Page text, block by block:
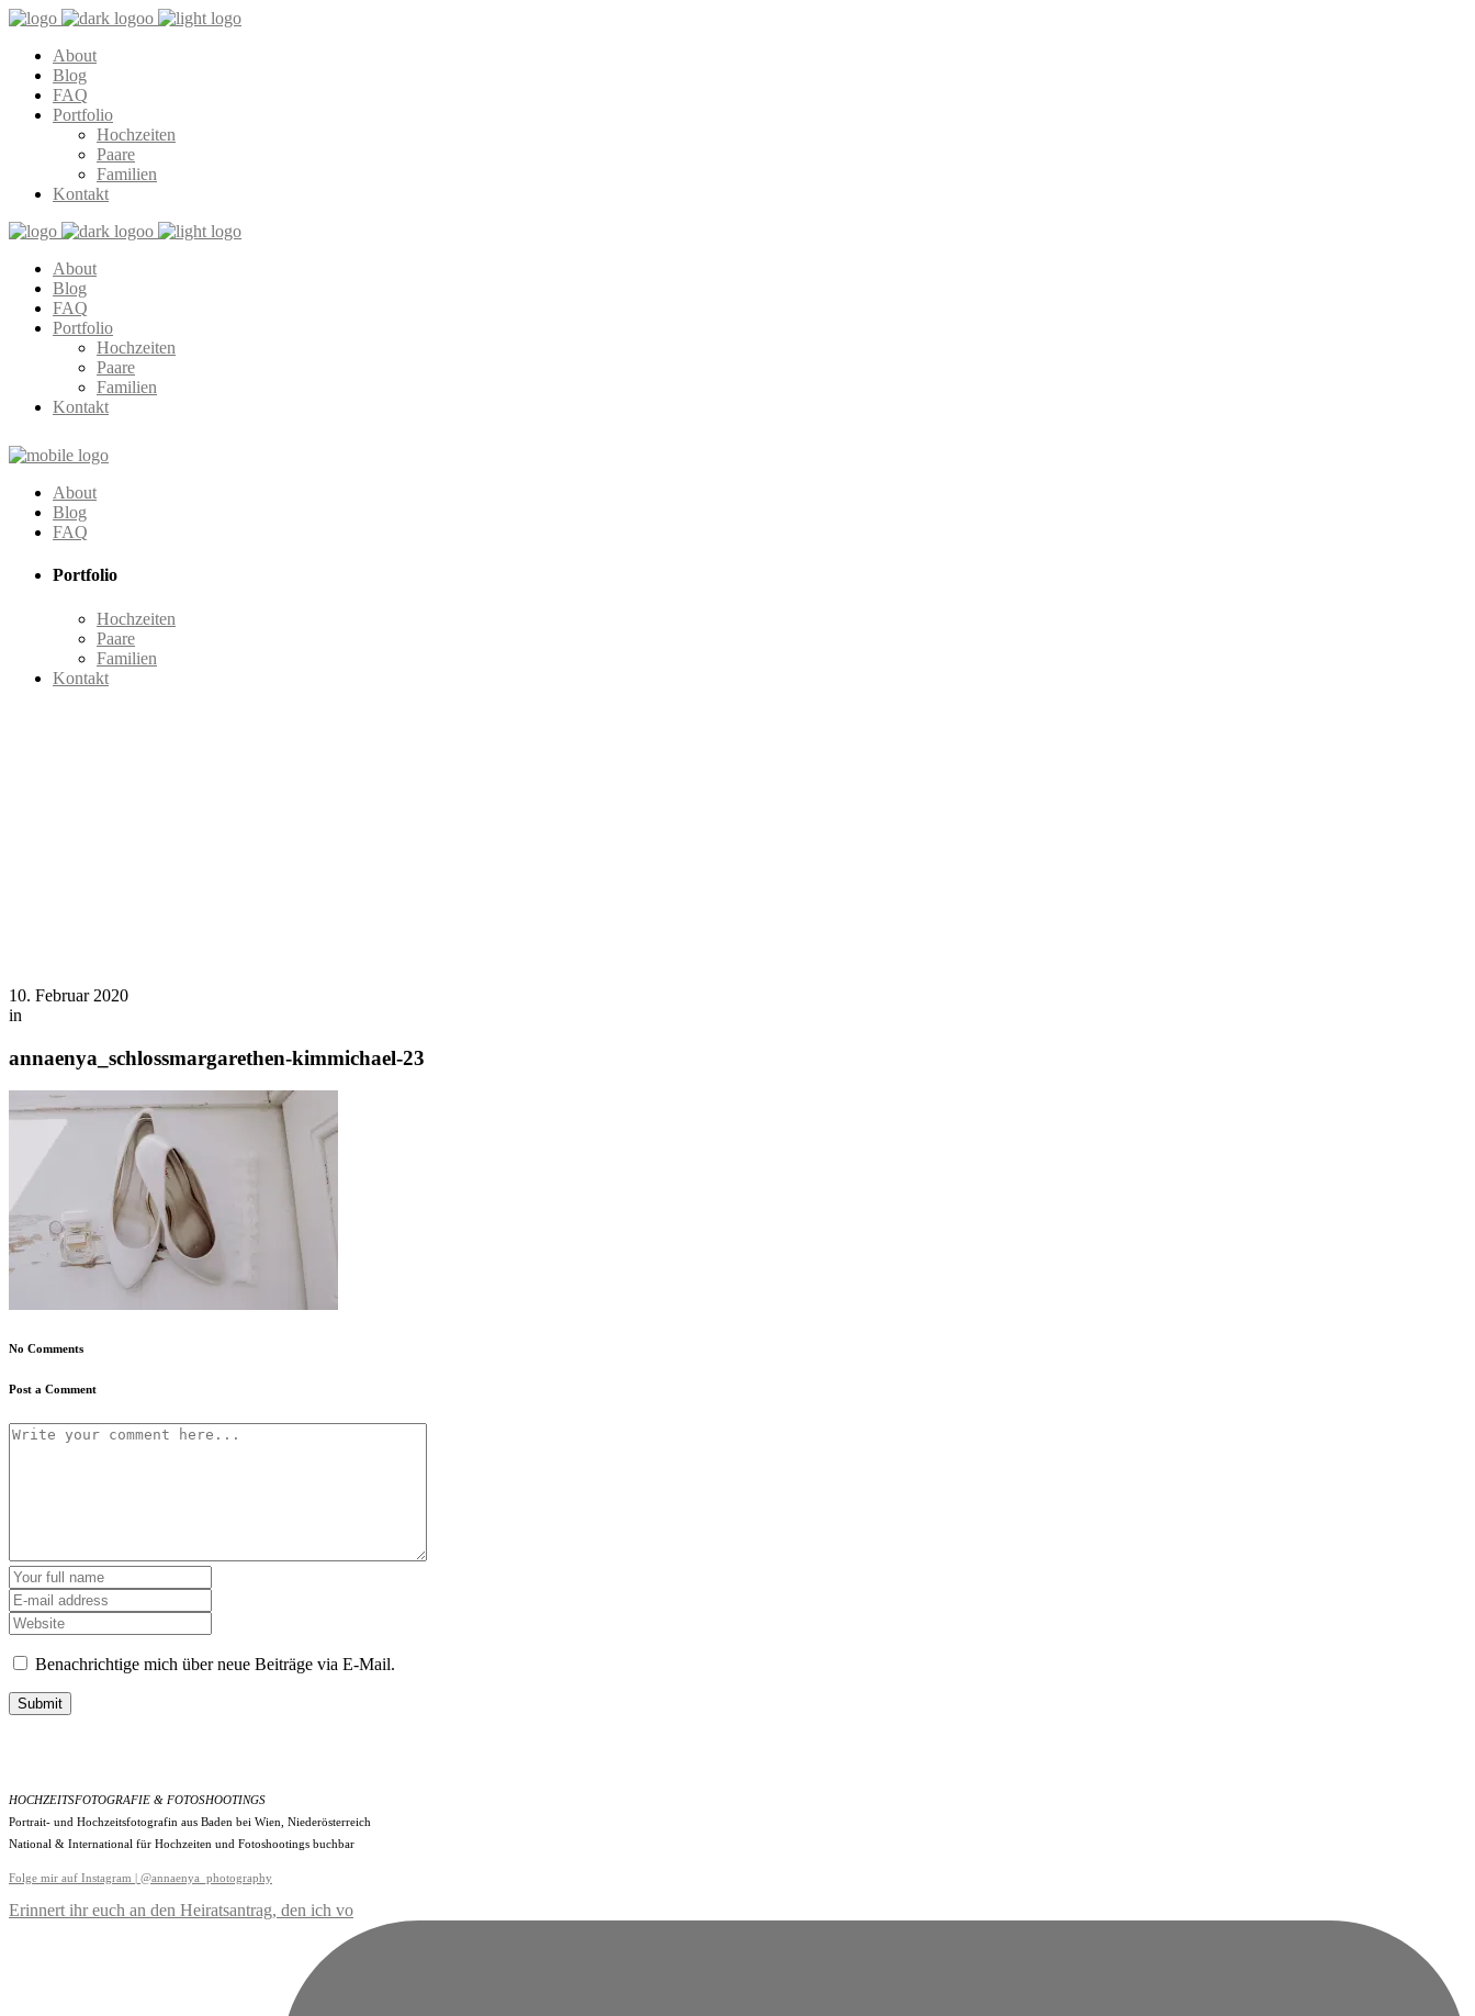
About
Blog
FAQ
Portfolio
Hochzeiten
Paare
Familien
Kontakt
About
Blog
FAQ
Portfolio
Hochzeiten
Paare
Familien
Kontakt
About
Blog
FAQ
Portfolio
Hochzeiten
Paare
Familien
Kontakt
10. Februar 2020
in
annaenya_schlossmargarethen-kimmichael-23
No Comments
Post a Comment
Benachrichtige mich über neue Beiträge via E-Mail.
Submit
HOCHZEITSFOTOGRAFIE & FOTOSHOOTINGS
Portrait- und Hochzeitsfotografin aus Baden bei Wien, Niederösterreich
National & International für Hochzeiten und Fotoshootings buchbar
Folge mir auf Instagram | @annaenya_photography
Erinnert ihr euch an den Heiratsantrag, den ich vo